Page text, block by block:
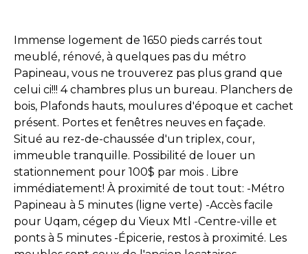
Immense logement de 1650 pieds carrés tout
meublé, rénové, à quelques pas du métro
Papineau, vous ne trouverez pas plus grand que
celui ci!!! 4 chambres plus un bureau. Planchers de
bois, Plafonds hauts, moulures d'époque et cachet
présent. Portes et fenêtres neuves en façade.
Situé au rez-de-chaussée d'un triplex, cour,
immeuble tranquille. Possibilité de louer un
stationnement pour 100$ par mois . Libre
immédiatement! À proximité de tout tout: -Métro
Papineau à 5 minutes (ligne verte) -Accès facile
pour Uqam, cégep du Vieux Mtl -Centre-ville et
ponts à 5 minutes -Épicerie, restos à proximité. Les